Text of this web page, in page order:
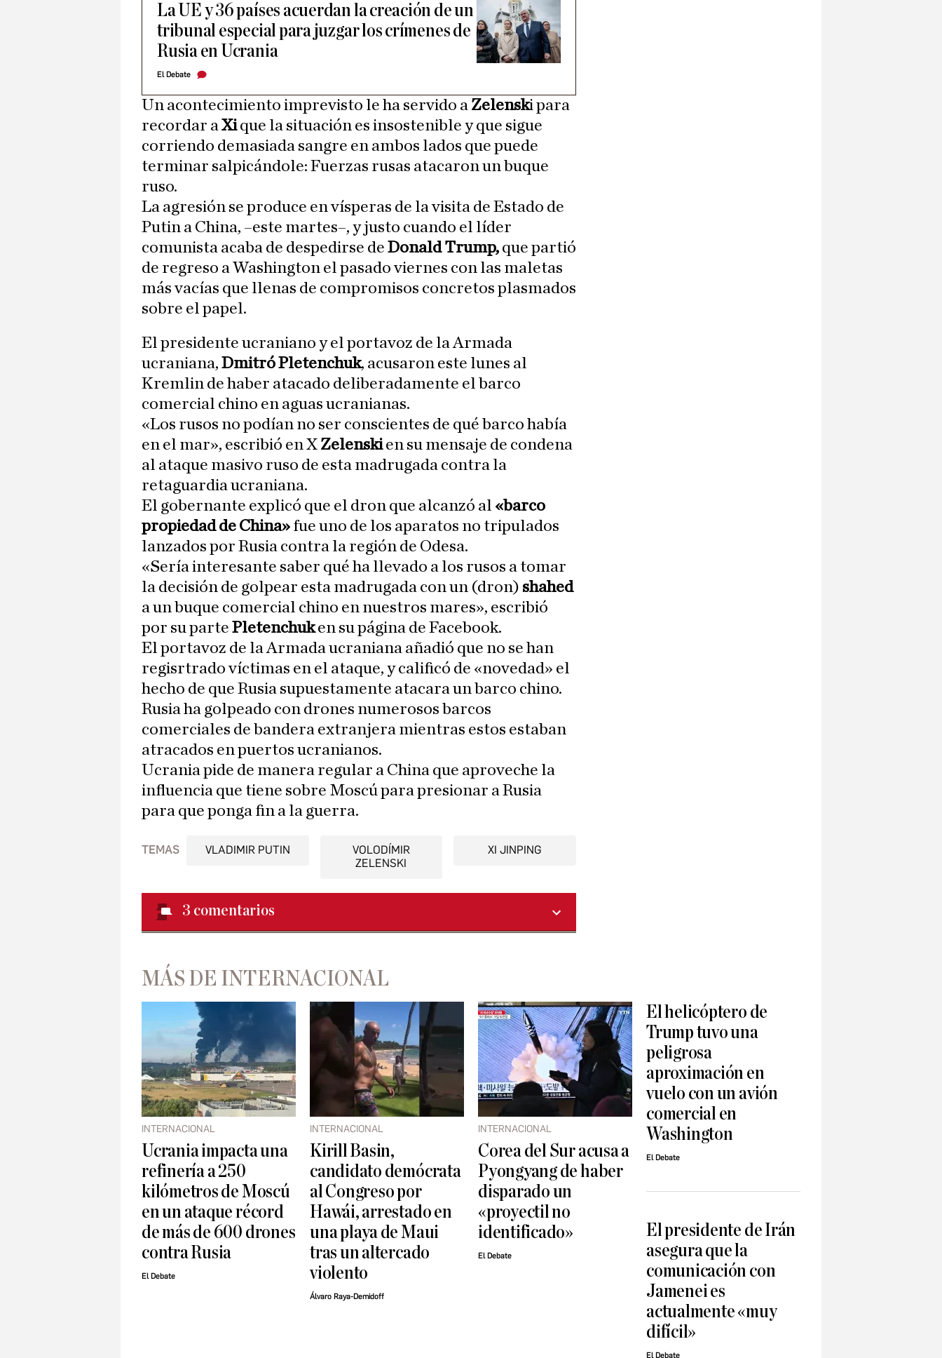
La UE y 36 países acuerdan la creación de un
tribunal especial para juzgar los crímenes de
Rusia en Ucrania
El Debate
Un acontecimiento imprevisto le ha servido a Zelenski para
recordar aXique la situación es insostenible y que sigue
corriendo demasiada sangre en ambos lados que puede
terminar salpicándole: Fuerzas rusas atacaron un buque
ruso.
La agresión se produce en vísperas de la visita de Estado de
Putin a China, –este martes–, y justo cuando el líder
comunista acaba de despedirse de Donald Trump, que partió
de regreso a Washington el pasado viernes con las maletas
más vacías que llenas de compromisos concretos plasmados
sobre el papel.
El presidente ucraniano y el portavoz de la Armada
ucraniana, Dmitró Pletenchuk, acusaron este lunes al
Kremlin de haber atacado deliberadamente el barco
comercial chino en aguas ucranianas.
«Los rusos no podían no ser conscientes de qué barco había
en el mar», escribió en X Zelenskien su mensaje de condena
al ataque masivo ruso de esta madrugada contra la
retaguardia ucraniana.
El gobernante explicó que el dron que alcanzó al «barco
propiedad de China» fue uno de los aparatos no tripulados
lanzados por Rusia contra la región de Odesa.
«Sería interesante saber qué ha llevado a los rusos a tomar
la decisión de golpear esta madrugada con un (dron) shahed
a un buque comercial chino en nuestros mares», escribió
por su parte Pletenchuken su página de Facebook.
El portavoz de la Armada ucraniana añadió que no se han
regisrtrado víctimas en el ataque, y calificó de «novedad» el
hecho de que Rusia supuestamente atacara un barco chino.
Rusia ha golpeado con drones numerosos barcos
comerciales de bandera extranjera mientras estos estaban
atracados en puertos ucranianos.
Ucrania pide de manera regular a China que aproveche la
influencia que tiene sobre Moscú para presionar a Rusia
para que ponga fin a la guerra.
TEMAS VLADIMIR PUTIN
VOLODÍMIR
ZELENSKI
XI JINPING
3 comentarios
MÁS DE INTERNACIONAL
INTERNACIONAL
Ucrania impacta una
refinería a 250
kilómetros de Moscú
en un ataque récord
de más de 600 drones
contra Rusia
El Debate
INTERNACIONAL
Kirill Basin,
candidato demócrata
al Congreso por
Hawái, arrestado en
una playa de Maui
tras un altercado
violento
Álvaro Raya-Demidoff
INTERNACIONAL
Corea del Sur acusa a
Pyongyang de haber
disparado un
«proyectil no
identificado»
El Debate
El helicóptero de
Trump tuvo una
peligrosa
aproximación en
vuelo con un avión
comercial en
Washington
El Debate
El presidente de Irán
asegura que la
comunicación con
Jamenei es
actualmente «muy
difícil»
El Debate